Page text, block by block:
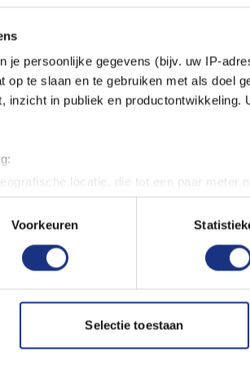
je persoonlijke gegevens (bijv. uw IP-
op te slaan en te gebruiken met als doel
inzicht in publiek en
locatie, die tot een paar meter
actief te scannen op specifieke
worden verwerkt en stel uw
intrekken in de Cookieverklaring.
we informatie over uw gebruik van
kunnen deze gegevens
Voorkeuren
Selectie toestaan
LOG IN
Email address *
Make sure that